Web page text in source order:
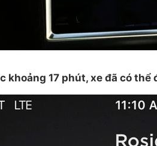
khoảng 17 phút, xe đã có